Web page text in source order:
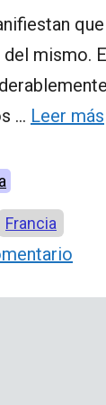
mismo.
… Leer más
Francia